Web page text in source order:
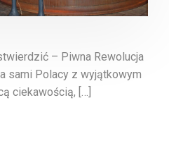
– Piwna Rewolucja
a sami Polacy z wyjątkowym
ciekawością, […]